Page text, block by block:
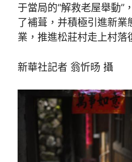
于當局的“解救老屋舉動”
了補葺，并積極引進新業
業，推進松莊村走上村落
新華社記者 翁忻旸 攝